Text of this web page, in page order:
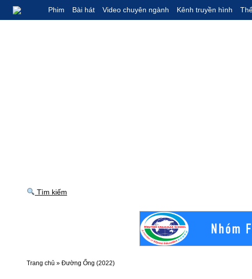
Phim Bài hát Video chuyên ngành Kênh truyền hình
Tìm kiếm
Trang chủ » Đường Ống (2022)